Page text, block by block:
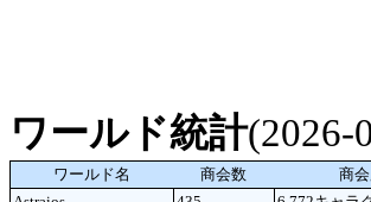
ワールド統計(2026-
ワールド名 商会数
商